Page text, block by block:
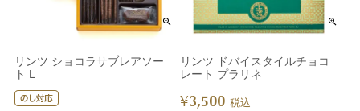
リンツ ショコラサブレアソー
ト L
リンツ ドバイスタイルチョコ
レート プラリネ
¥3,500 税込